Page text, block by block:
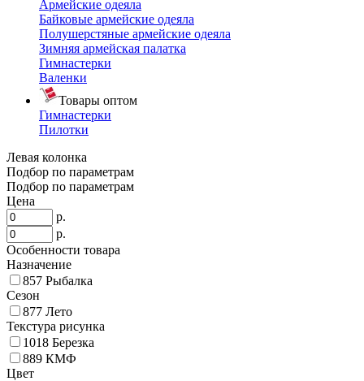
Армейские одеяла
Байковые армейские одеяла
Полушерстяные армейские одеяла
Зимняя армейская палатка
Гимнастерки
Валенки
Товары оптом
Гимнастерки
Пилотки
Левая колонка
Подбор по параметрам
Подбор по параметрам
Цена
р.
р.
Особенности товара
Назначение
857 Рыбалка
Сезон
877 Лето
Текстура рисунка
1018 Березка
889 КМФ
Цвет